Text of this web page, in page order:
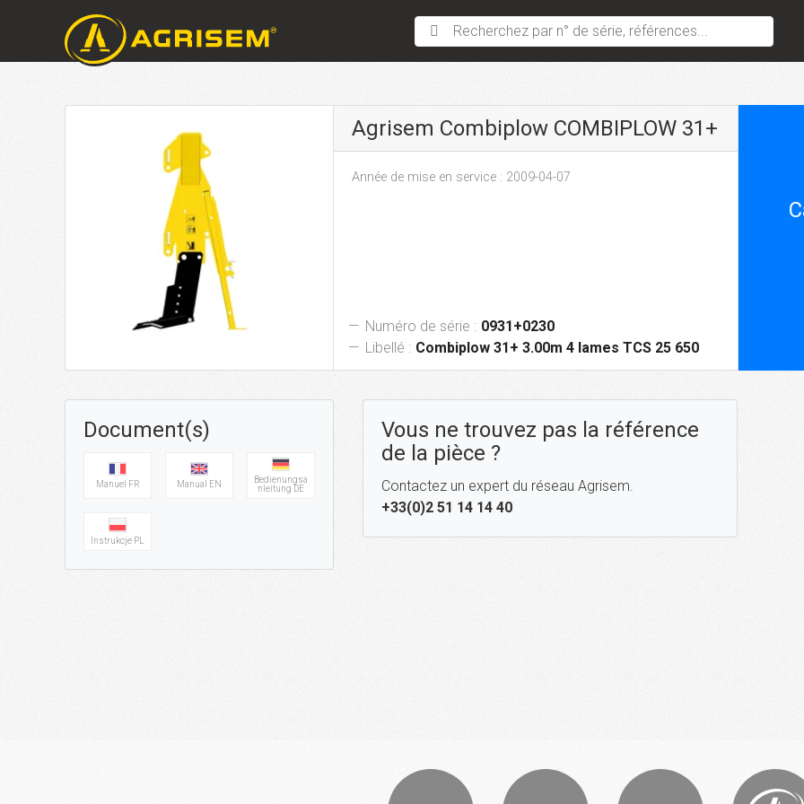
Recherchez par n° de série, références...
Agrisem Combiplow COMBIPLOW 31+
Année de mise en service : 2009-04-07
Numéro de série : 0931+0230
Libellé : Combiplow 31+ 3.00m 4 lames TCS 25 650
Document(s)
Manuel FR Manual EN
Bedienungsa
nleitung DE
Instrukcje PL
Vous ne trouvez pas la référence
de la pièce ?
Contactez un expert du réseau Agrisem.
+33(0)2 51 14 14 40